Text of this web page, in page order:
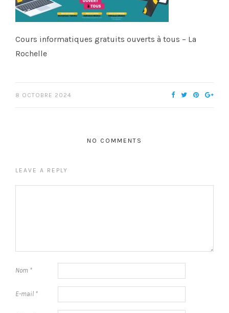
Cours informatiques gratuits ouverts à tous – La
Rochelle
8 OCTOBRE 2024
NO COMMENTS
LEAVE A REPLY
Nom *
E-mail *